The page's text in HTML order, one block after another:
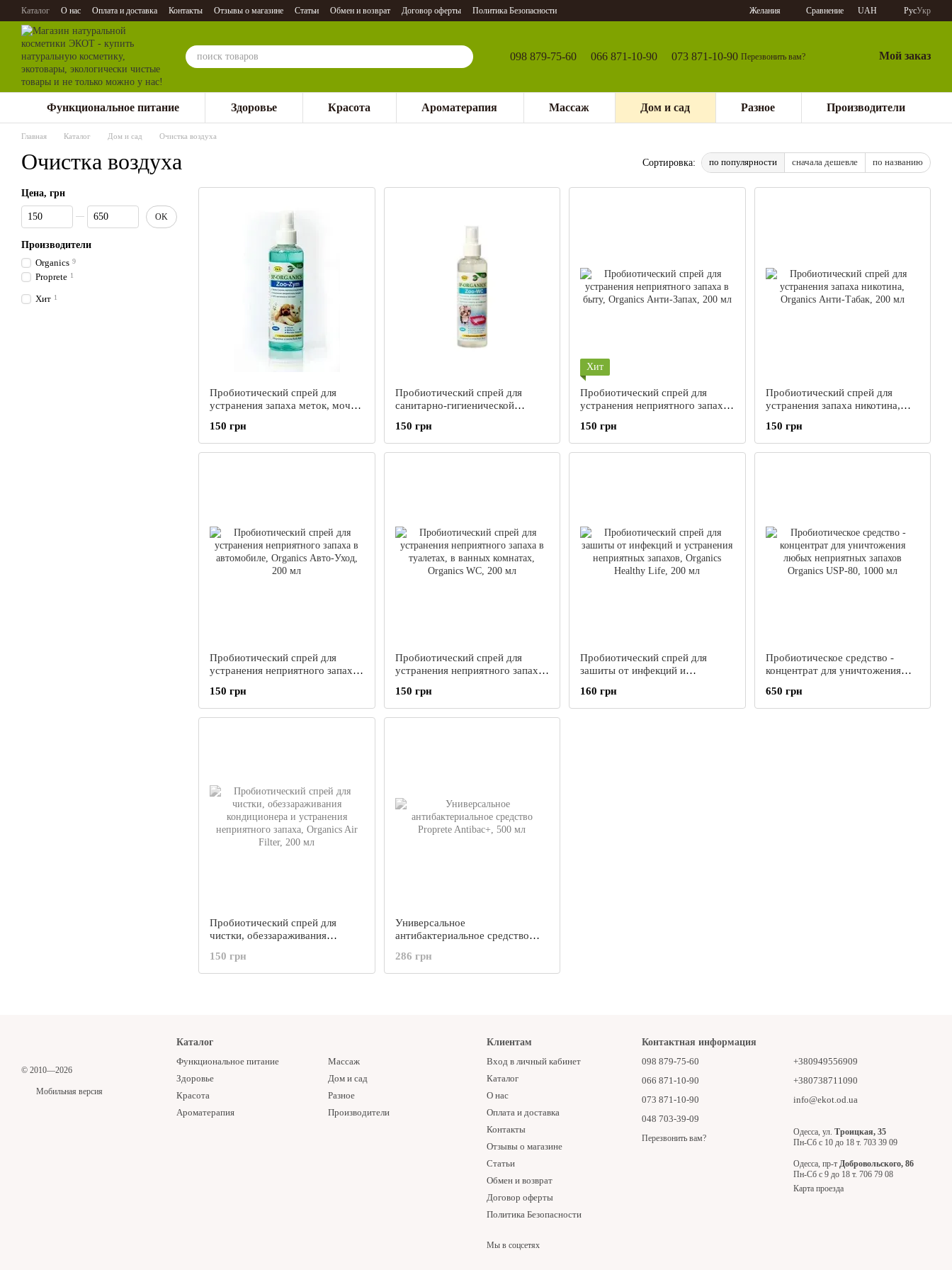
Перейти к основному контенту
Каталог О нас Оплата и доставка Контакты Отзывы о магазине Статьи Обмен и возврат Договор оферты Политика Безопасности Желания Сравнение UAH РусУкр
098 879-75-60 066 871-10-90 073 871-10-90 Перезвонить вам? Мой заказ
Функциональное питание Здоровье Красота Ароматерапия Массаж Дом и сад Разное Производители
Главная Каталог Дом и сад Очистка воздуха
Очистка воздуха Сортировка: по популярности сначала дешевле по названию
Пробиотический спрей для
устранения запаха меток, мочи
Zoo-Zym, 200 мл
150 грн
Пробиотический спрей для
санитарно-гигиенической
неприятного запаха от
домашних животных Organics
Zoo-WC, 200 мл
150 грн
Хит
Пробиотический спрей для
устранения неприятного запаха
200 мл
150 грн
Пробиотический спрей для
устранения запаха никотина,
150 грн
Пробиотический спрей для
устранения неприятного запаха
Уход, 200 мл
150 грн
Пробиотический спрей для
устранения неприятного запаха
Organics WC, 200 мл
150 грн
Пробиотический спрей для
зашиты от инфекций и
Organics Healthy Life, 200 мл
160 грн
Пробиотическое средство -
концентрат для уничтожения
Organics USP-80, 1000 мл
650 грн
Пробиотический спрей для
чистки, обеззараживания
неприятного запаха, Organics
Air Filter, 200 мл
150 грн
Универсальное
антибактериальное средство
286 грн
Цена, грн
От Цена, грн
До Цена, грн
OK
Производители
Organics 9
Proprete 1
Хит 1
© 2010—2026
Мобильная версия
Каталог
Функциональное питание
Здоровье
Красота
Ароматерапия
Массаж
Дом и сад
Разное
Производители
Клиентам
Вход в личный кабинет
Каталог
О нас
Оплата и доставка
Контакты
Отзывы о магазине
Статьи
Обмен и возврат
Договор оферты
Политика Безопасности
Мы в соцсетях
Контактная информация
098 879-75-60
066 871-10-90
073 871-10-90
048 703-39-09
Перезвонить вам?
+380949556909
+380738711090
info@ekot.od.ua
Одесса, ул. Троицкая, 35
Пн-Сб с 10 до 18 т. 703 39 09
Одесса, пр-т Добровольского, 86
Пн-Сб с 9 до 18 т. 706 79 08
Карта проезда